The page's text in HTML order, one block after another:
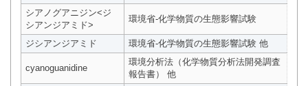
シアノグアニジン<ジ
シアンジアミド>
環境省-化学物質の生態影響試験
ジシアンジアミド 環境省-化学物質の生態影響試験 他
cyanoguanidine
環境分析法（化学物質分析法開発調査
報告書） 他